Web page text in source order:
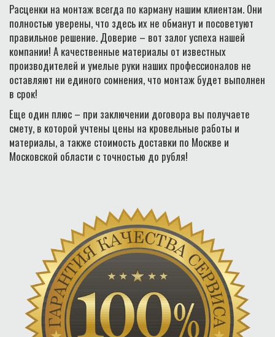
Расценки на монтаж всегда по карману нашим клиентам. Они
полностью уверены, что здесь их не обманут и посоветуют
правильное решение. Доверие – вот залог успеха нашей
компании! А качественные материалы от известных
производителей и умелые руки наших профессионалов не
оставляют ни единого сомнения, что монтаж будет выполнен
в срок!
Еще один плюс – при заключении договора вы получаете
смету, в которой учтены цены на кровельные работы и
материалы, а также стоимость доставки по Москве и
Московской области с точностью до рубля!